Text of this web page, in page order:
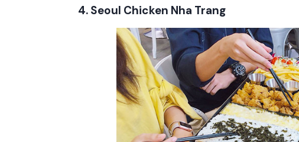
4. Seoul Chicken Nha Trang